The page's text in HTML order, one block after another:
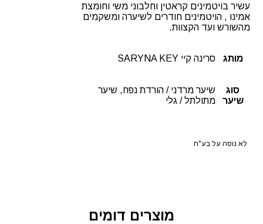
עשיר בויטמינים קראטין וחלבוני משי וחומצת
אמינו , הויטמינים חודרים לשיערה ומשקמים
מהשורש ועד הקצוות.
מותג סרינה קיי SARYNA KEY
סוג
שיער
שיער מרדני / הורדת נפח, שיער
מתולתל / גלי
לא נוסה על בע"ח
מוצרים דומים